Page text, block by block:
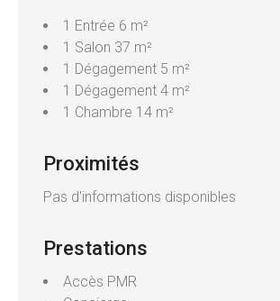
1 Entrée 6 m²
1 Salon 37 m²
1 Dégagement 5 m²
1 Dégagement 4 m²
1 Chambre 14 m²
Proximités
Pas d'informations disponibles
Prestations
Accès PMR